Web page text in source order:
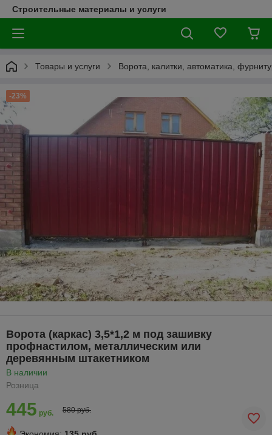
Строительные материалы и услуги
Товары и услуги Ворота, калитки, автоматика,
-23%
Ворота (каркас) 3,5*1,2 м под зашивку
профнастилом, металлическим или
деревянным штакетником
В наличии
Розница
445 руб. 580 руб.